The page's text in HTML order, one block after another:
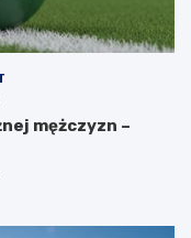
mężczyzn –